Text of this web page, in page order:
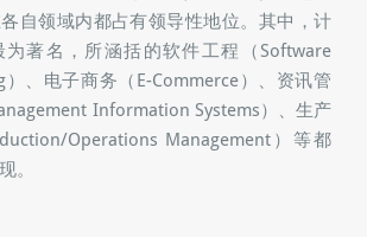
机科学、机器人学（robotics）、电机
自领域内都占有领导性地位。其中，计
为著名，所涵括的软件工程（Software
）、电子商务（E-Commerce）、资讯管
Information Systems）、生产
Operations Management）等都